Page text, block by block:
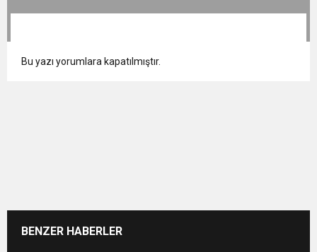
Bu yazı yorumlara kapatılmıştır.
BENZER HABERLER